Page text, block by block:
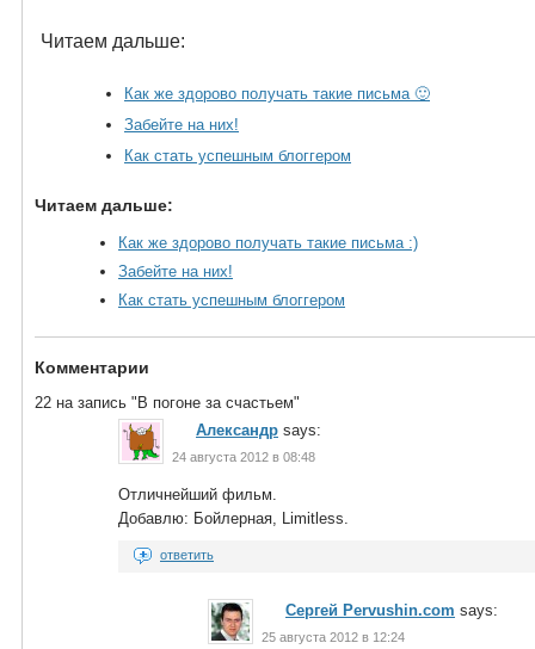
Читаем дальше:
Как же здорово получать такие письма 🙂
Забейте на них!
Как стать успешным блоггером
Читаем дальше:
Как же здорово получать такие письма :)
Забейте на них!
Как стать успешным блоггером
Комментарии
22 на запись "В погоне за счастьем"
Александр says:
24 августа 2012 в 08:48
Отличнейший фильм.
Добавлю: Бойлерная, Limitless.
ответить
Сергей Pervushin.com says:
25 августа 2012 в 12:24